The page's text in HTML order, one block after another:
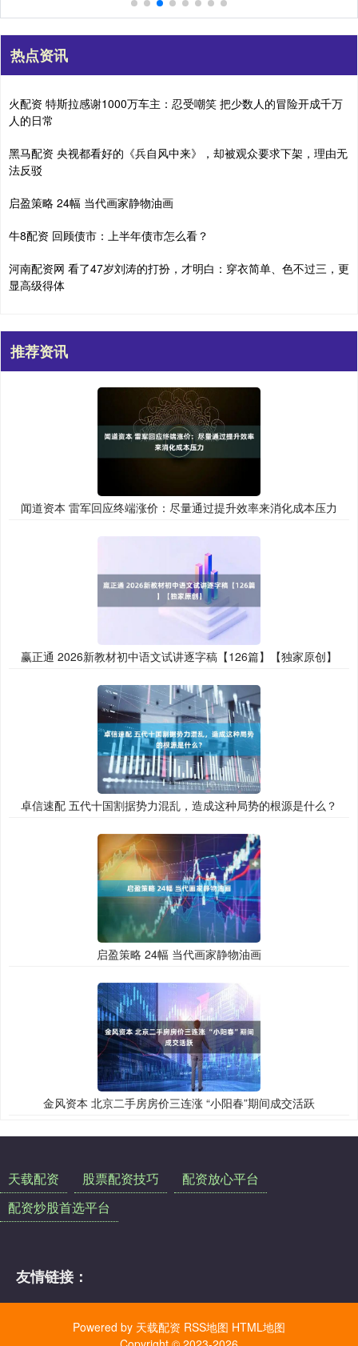
热点资讯
火配资 特斯拉感谢1000万车主：忍受嘲笑 把少数人的冒险开成千万
人的日常
黑马配资 央视都看好的《兵自风中来》，却被观众要求下架，理由无
法反驳
启盈策略 24幅 当代画家静物油画
牛8配资 回顾债市：上半年债市怎么看？
河南配资网 看了47岁刘涛的打扮，才明白：穿衣简单、色不过三，更
显高级得体
推荐资讯
闻道资本 雷军回应终端涨价：尽量通过提升效率来消化成本压力
赢正通 2026新教材初中语文试讲逐字稿【126篇】【独家原创】
卓信速配 五代十国割据势力混乱，造成这种局势的根源是什么？
启盈策略 24幅 当代画家静物油画
金风资本 北京二手房房价三连涨 “小阳春”期间成交活跃
天载配资 股票配资技巧
配资放心平台
配资炒股首选平台
友情链接：
Powered by 天载配资 RSS地图 HTML地图